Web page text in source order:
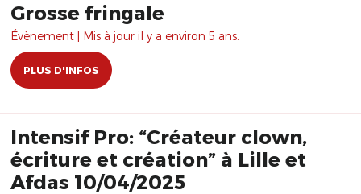
Grosse fringale
Évènement | Mis à jour il y a environ 5 ans.
PLUS D'INFOS
Intensif Pro: “Créateur clown,
écriture et création” à Lille et
Afdas 10/04/2025